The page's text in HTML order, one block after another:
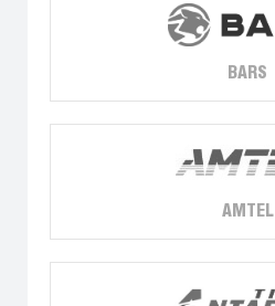
BARS
AMTEL